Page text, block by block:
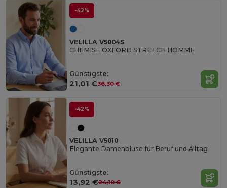
-42%
VELILLA V5004S
CHEMISE OXFORD STRETCH HOMME
Günstigste:
21,01 €36,30 €
-42%
VELILLA V5010
Elegante Damenbluse für Beruf und Alltag
Günstigste:
13,92 €24,10 €